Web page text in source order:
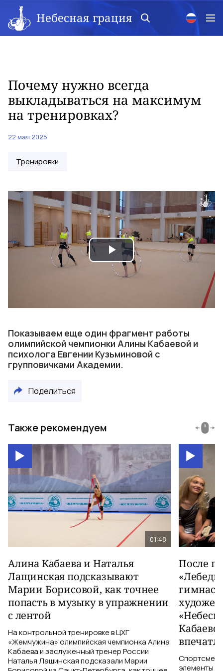
Небесная грация
Почему нужно всегда
выкладываться на максимум
на тренировках?
22 мая 2025
Тренировки
Play
Video
Показываем еще один фрагмент работы
олимпийской чемпионки Алины Кабаевой и
психолога Евгении Кузьминовой с
групповичками Академии.
Поделиться
Также рекомендуем
01:48
Алина Кабаева и Наталья
Лащинская подсказывают
Марии Борисовой, как точнее
попасть в музыку в упражнении
с лентой
На контрольной тренировке в ЦХГ
«Жемчужина» олимпийская чемпионка Алина
Кабаева и заслуженный тренер России
Наталья Лащинская подсказали Марии
После
элементы